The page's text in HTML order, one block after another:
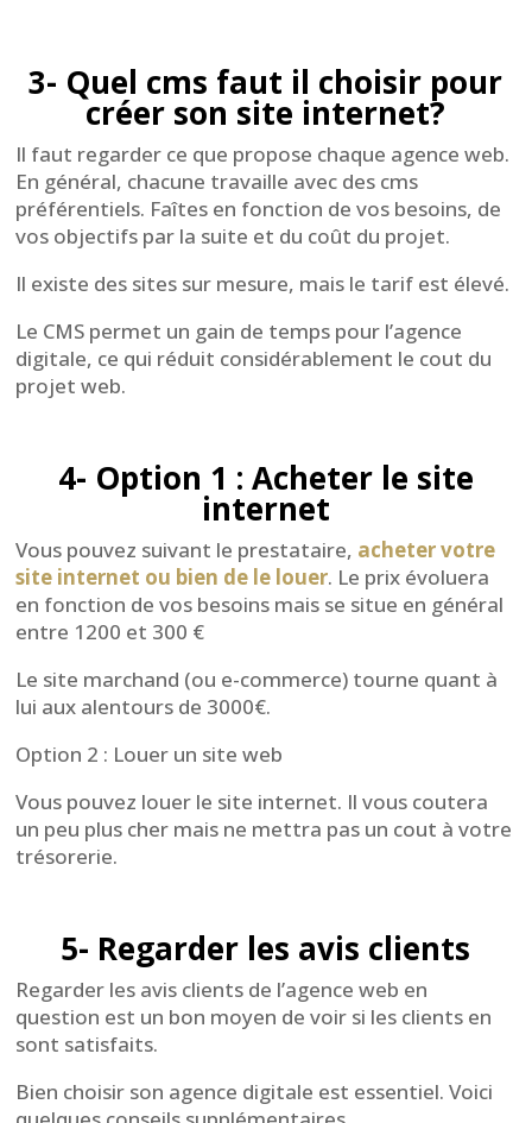
3- Quel cms faut il choisir pour
créer son site internet?
Il faut regarder ce que propose chaque agence web.
En général, chacune travaille avec des cms
préférentiels. Faîtes en fonction de vos besoins, de
vos objectifs par la suite et du coût du projet.
Il existe des sites sur mesure, mais le tarif est élevé.
Le CMS permet un gain de temps pour l’agence
digitale, ce qui réduit considérablement le cout du
projet web.
4- Option 1 : Acheter le site
internet
Vous pouvez suivant le prestataire, acheter votre
site internet ou bien de le louer. Le prix évoluera
en fonction de vos besoins mais se situe en général
entre 1200 et 300 €
Le site marchand (ou e-commerce) tourne quant à
lui aux alentours de 3000€.
Option 2 : Louer un site web
Vous pouvez louer le site internet. Il vous coutera
un peu plus cher mais ne mettra pas un cout à votre
trésorerie.
5- Regarder les avis clients
Regarder les avis clients de l’agence web en
question est un bon moyen de voir si les clients en
sont satisfaits.
Bien choisir son agence digitale est essentiel. Voici